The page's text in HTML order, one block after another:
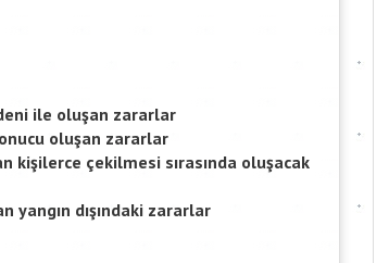
ile oluşan zararlar
oluşan zararlar
kişilerce çekilmesi sırasında oluşacak
yangın dışındaki zararlar